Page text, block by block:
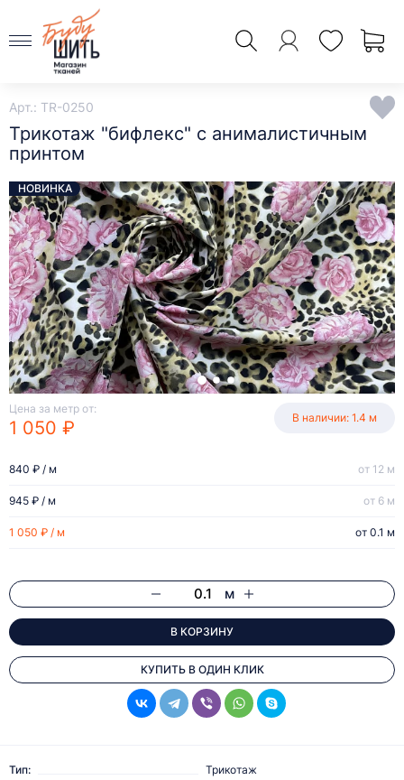
Арт.: TR-0250
Трикотаж "бифлекс" с анималистичным
принтом
Цена за метр от:
1 050 ₽ В наличии: 1.4 м
1 050 ₽ / м от 0.1 м
945 ₽ / м от 6 м
840 ₽ / м от 12 м
м
В КОРЗИНУ
КУПИТЬ В ОДИН КЛИК
НОВИНКА
Тип:
Трикотаж